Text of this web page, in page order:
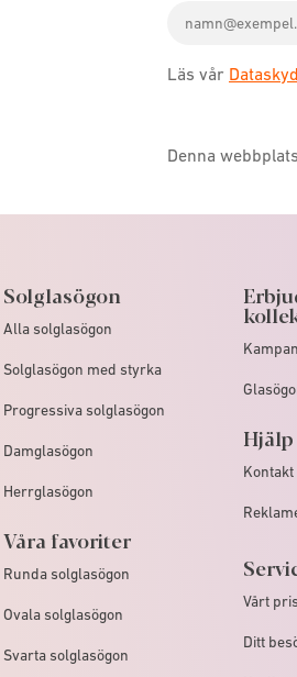
address
Läs vår
Denna
Solglasögon
Alla solglasögon
Solglasögon med styrka
Progressiva solglasögon
Damglasögon
Herrglasögon
Våra favoriter
Runda solglasögon
Ovala solglasögon
Svarta solglasögon
Kontakt
Vårt
Ditt